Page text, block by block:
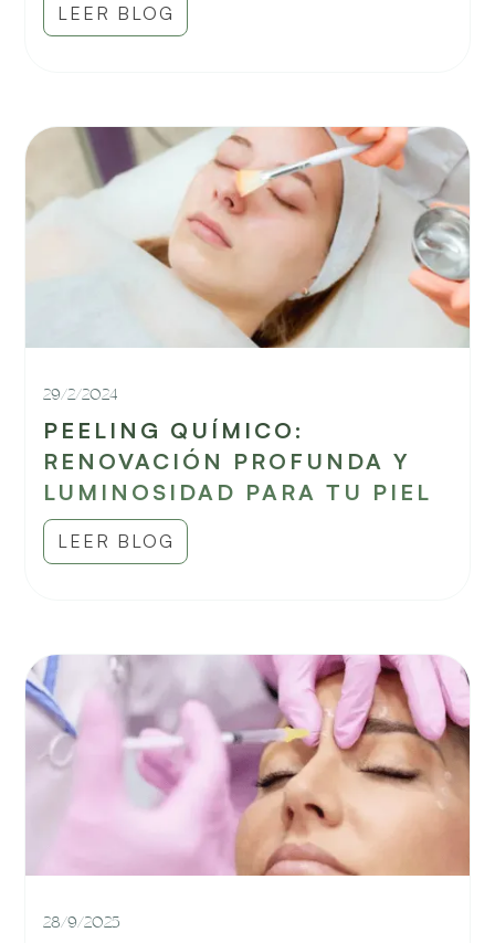
LEER BLOG
29/2/2024
PEELING QUÍMICO:
RENOVACIÓN PROFUNDA Y
LUMINOSIDAD PARA TU PIEL
LEER BLOG
28/9/2025